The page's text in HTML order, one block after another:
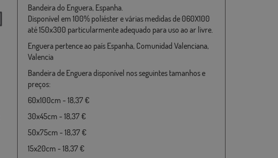
Bandeira do Enguera, Espanha.
Disponível em 100% poliéster e várias medidas de 060X100
até 150x300 particularmente adequado para uso ao ar livre.
Enguera pertence ao país Espanha, Comunidad Valenciana,
Valencia
Bandeira de Enguera disponível nos seguintes tamanhos e
preços:
60x100cm - 18,37 €
30x45cm - 18,37 €
50x75cm - 18,37 €
15x20cm - 18,37 €